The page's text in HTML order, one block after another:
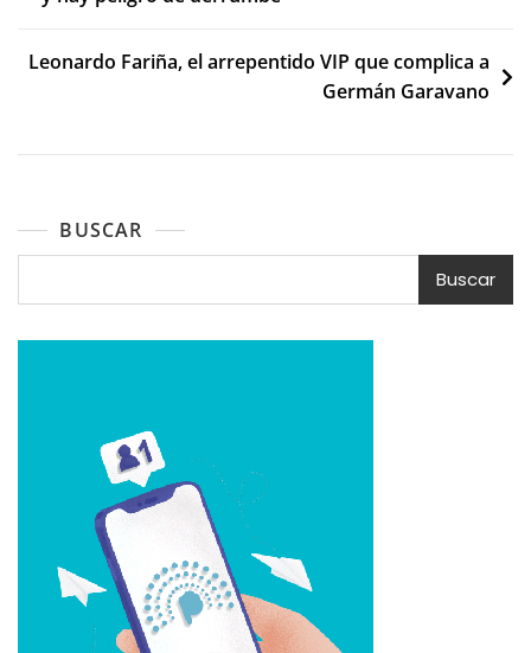
Leonardo Fariña, el arrepentido VIP que complica a
Germán Garavano
BUSCAR
Buscar